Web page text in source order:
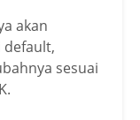
akan
sesuai